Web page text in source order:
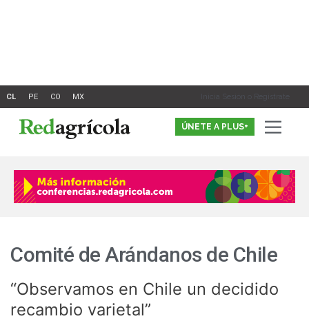
Inicia Sesión o Registrate
ÚNETE A PLUS+
Comité de Arándanos de Chile
“Observamos en Chile un decidido
recambio varietal”
“Observamos
Chile